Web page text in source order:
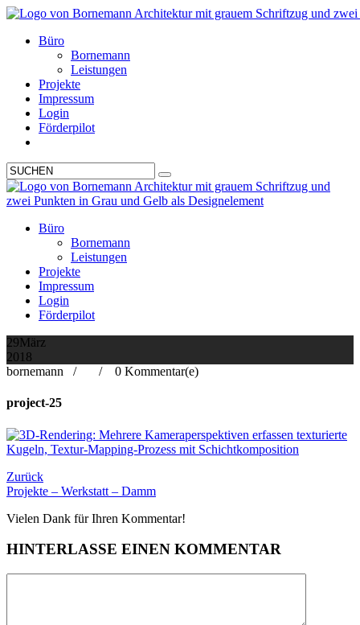
Büro
Bornemann
Leistungen
Projekte
Impressum
Login
Förderpilot
Büro
Bornemann
Leistungen
Projekte
Impressum
Login
Förderpilot
29März
2018
bornemann /
/ 0 Kommentar(e)
project-25
Beitragsnavigation
Zurück
Projekte – Werkstatt – Damm
Vielen Dank für Ihren Kommentar!
HINTERLASSE EINEN KOMMENTAR